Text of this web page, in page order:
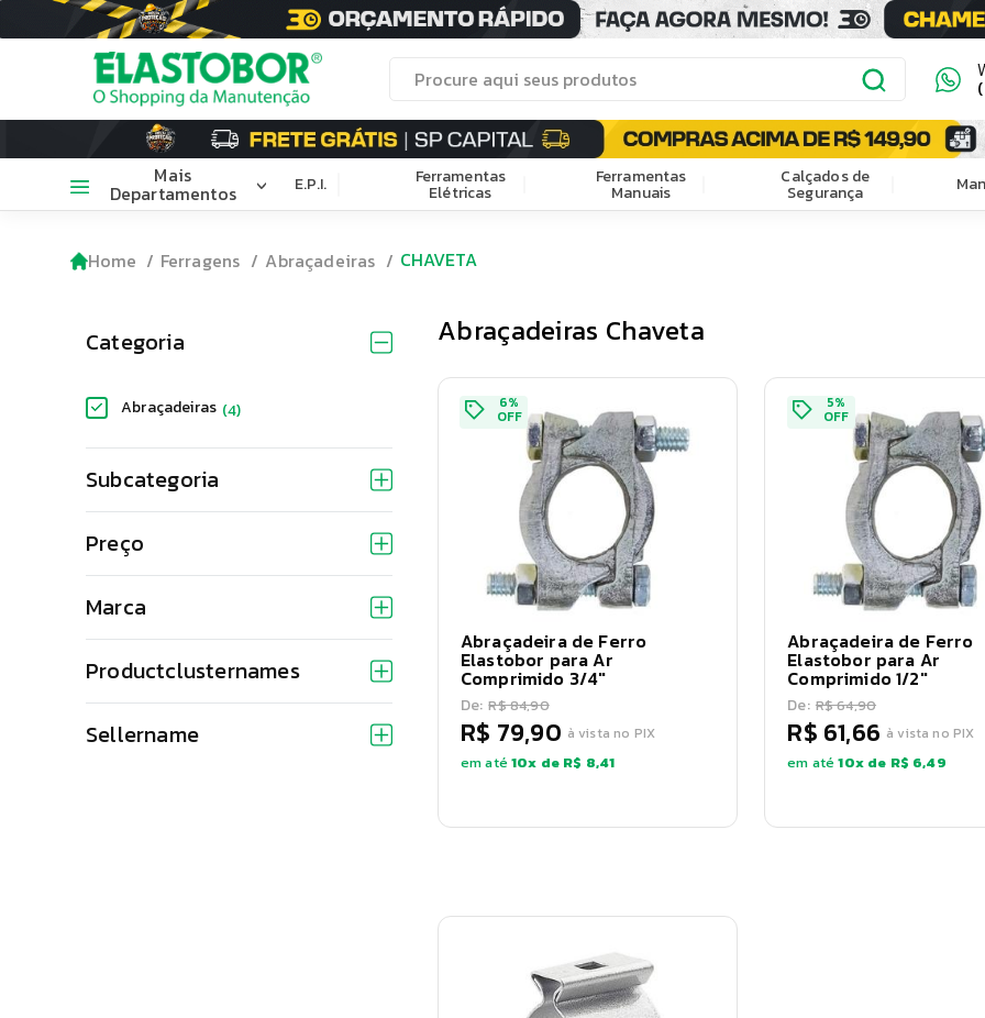
Mais
Departamentos E.P.I. Ferramentas
Elétricas
Ferramentas
Manuais
Calçados de
Segurança
Home Ferragens Abraçadeiras CHAVETA
Categoria
Abraçadeiras (4)
Subcategoria
Preço
Marca
Productclusternames
Sellername
Abraçadeiras Chaveta
Abraçadeira de Ferro
Elastobor para Ar
Comprimido 3/4"
De: R$ 84,90
R$ 79,90 à vista no PIX
em até10x de R$ 8,41
6%
OFF
Abraçadeira de Ferro
Elastobor para Ar
Comprimido 1/2"
De: R$ 64,90
R$ 61,66 à vista no PIX
em até10x de R$ 6,49
5%
OFF